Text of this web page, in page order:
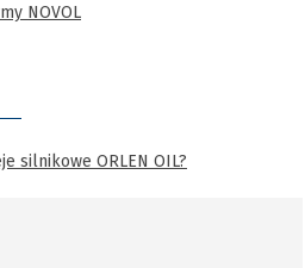
NOVOL
silnikowe ORLEN OIL?